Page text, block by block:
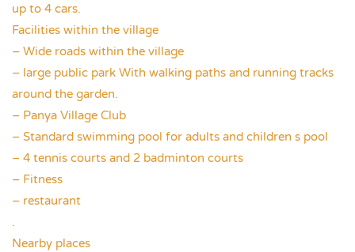
up to 4 cars.
Facilities within the village
– Wide roads within the village
– large public park With walking paths and running tracks
around the garden.
– Panya Village Club
– Standard swimming pool for adults and children s pool
– 4 tennis courts and 2 badminton courts
– Fitness
– restaurant
.
Nearby places